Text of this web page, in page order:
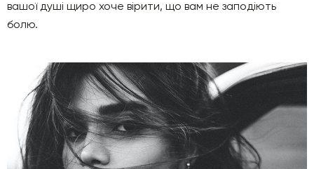
вашої душі щиро хоче вірити, що вам не заподіють
болю.